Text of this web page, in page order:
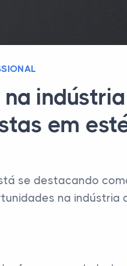
em
se destacando
na indústria